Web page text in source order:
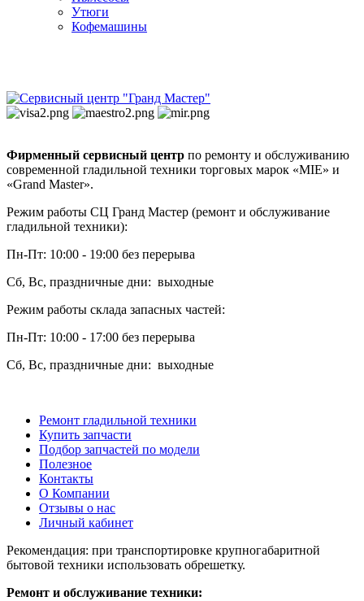
Утюги
Кофемашины
Фирменный сервисный центр по ремонту и обслуживанию
современной гладильной техники торговых марок «MIE» и
«Grand Master».
Режим работы СЦ Гранд Мастер (ремонт и обслуживание
гладильной техники):
Пн-Пт: 10:00 - 19:00 без перерыва
Сб, Вс, праздничные дни: выходные
Режим работы склада запасных частей:
Пн-Пт: 10:00 - 17:00 без перерыва
Сб, Вс, праздничные дни: выходные
Ремонт гладильной техники
Купить запчасти
Подбор запчастей по модели
Полезное
Контакты
О Компании
Отзывы о нас
Личный кабинет
Рекомендация: при транспортировке крупногабаритной
бытовой техники использовать обрешетку.
Ремонт и обслуживание техники: